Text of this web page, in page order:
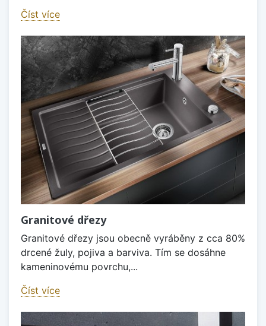
Číst více
Granitové dřezy
Granitové dřezy jsou obecně vyráběny z cca 80%
drcené žuly, pojiva a barviva. Tím se dosáhne
kameninovému povrchu,...
Číst více